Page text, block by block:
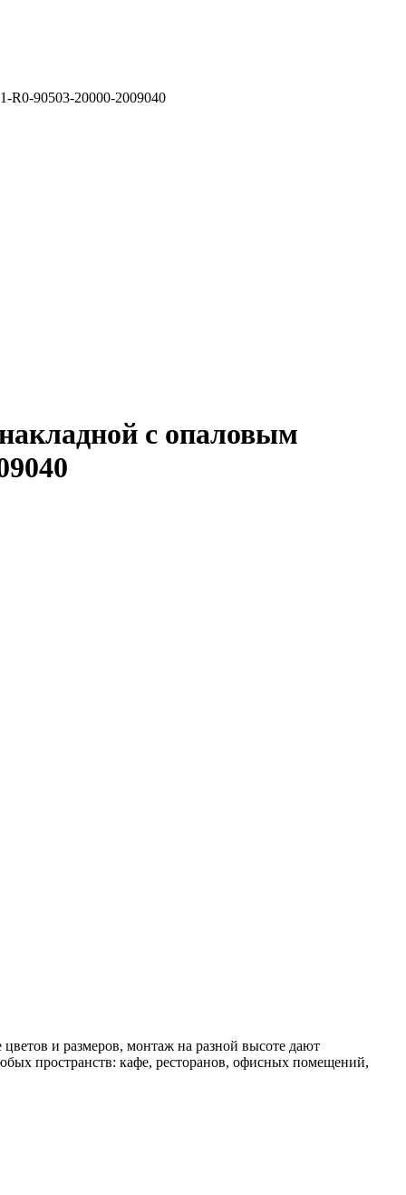
R0-90503-20000-2009040
с опаловым
и размеров, монтаж на разной высоте дают
пространств: кафе, ресторанов, офисных помещений,